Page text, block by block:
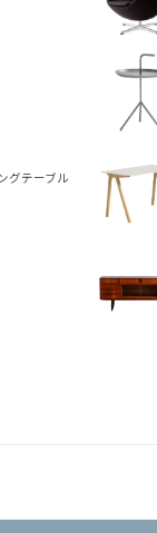
グテーブル